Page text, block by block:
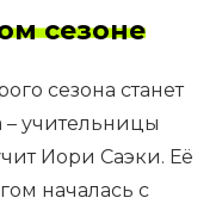
сезоне
сезона станет
– учительницы
Иори Саэки. Её
началась с